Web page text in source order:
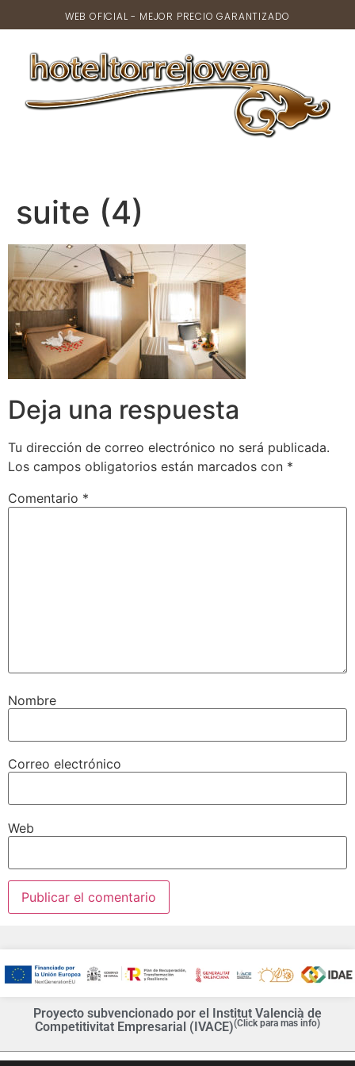
WEB OFICIAL - MEJOR PRECIO GARANTIZADO
suite (4)
Deja una respuesta
Tu dirección de correo electrónico no será publicada.
Los campos obligatorios están marcados con *
Comentario *
Nombre
Correo electrónico
Web
Proyecto subvencionado por el Institut Valencià de
Competitivitat Empresarial (IVACE)(Click para mas info)